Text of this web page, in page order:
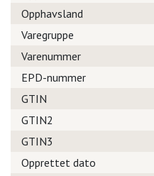
Opphavsland
Varegruppe
Varenummer
EPD-nummer
GTIN
GTIN2
GTIN3
Opprettet dato